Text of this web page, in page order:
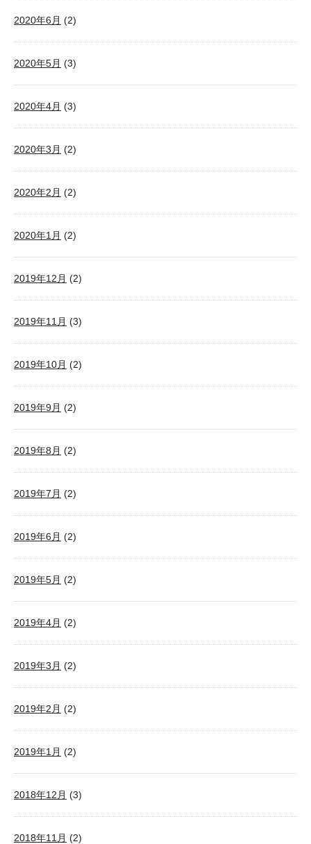
2020年6月 (2)
2020年5月 (3)
2020年4月 (3)
2020年3月 (2)
2020年2月 (2)
2020年1月 (2)
2019年12月 (2)
2019年11月 (3)
2019年10月 (2)
2019年9月 (2)
2019年8月 (2)
2019年7月 (2)
2019年6月 (2)
2019年5月 (2)
2019年4月 (2)
2019年3月 (2)
2019年2月 (2)
2019年1月 (2)
2018年12月 (3)
2018年11月 (2)